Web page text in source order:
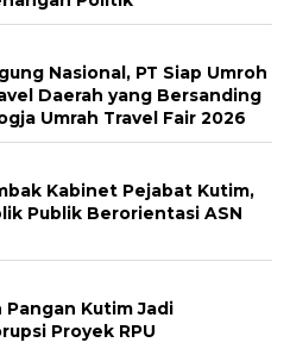
Nasional, PT Siap Umroh
Daerah yang Bersanding
Umrah Travel Fair 2026
Kabinet Pejabat Kutim,
Publik Berorientasi ASN
Kutim Jadi
Proyek RPU